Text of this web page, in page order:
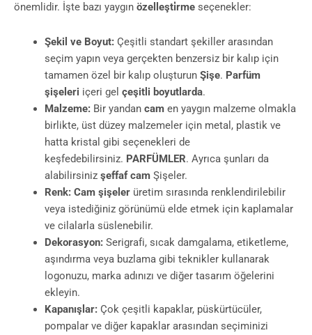
önemlidir. İşte bazı yaygın özelleşti̇rme seçenekler:
Şekil ve Boyut:Çeşitli standart şekiller arasından
seçim yapın veya gerçekten benzersiz bir kalıp için
tamamen özel bir kalıp oluşturun Şişe. Parfüm
şişeleri içeri gel çeşitli boyutlarda.
Malzeme:Bir yandan camen yaygın malzeme olmakla
birlikte, üst düzey malzemeler için metal, plastik ve
hatta kristal gibi seçenekleri de
keşfedebilirsiniz. PARFÜMLER. Ayrıca şunları da
alabilirsiniz şeffaf camŞişeler.
Renk: Cam şişelerüretim sırasında renklendirilebilir
veya istediğiniz görünümü elde etmek için kaplamalar
ve cilalarla süslenebilir.
Dekorasyon:Serigrafi, sıcak damgalama, etiketleme,
aşındırma veya buzlama gibi teknikler kullanarak
logonuzu, marka adınızı ve diğer tasarım öğelerini
ekleyin.
Kapanışlar:Çok çeşitli kapaklar, püskürtücüler,
pompalar ve diğer kapaklar arasından seçiminizi